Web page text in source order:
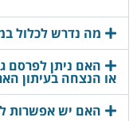
מה נדרש לכלול
האם ניתן לפרסם
או הנצחה בעיתון
האם יש אפשרות